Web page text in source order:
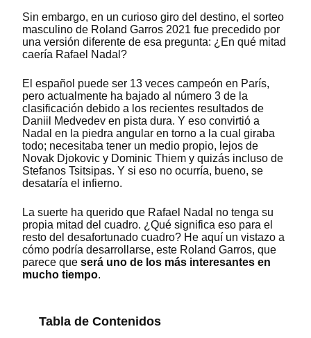
Sin embargo, en un curioso giro del destino, el sorteo
masculino de Roland Garros 2021 fue precedido por
una versión diferente de esa pregunta: ¿En qué mitad
caería Rafael Nadal?
El español puede ser 13 veces campeón en París,
pero actualmente ha bajado al número 3 de la
clasificación debido a los recientes resultados de
Daniil Medvedev en pista dura. Y eso convirtió a
Nadal en la piedra angular en torno a la cual giraba
todo; necesitaba tener un medio propio, lejos de
Novak Djokovic y Dominic Thiem y quizás incluso de
Stefanos Tsitsipas. Y si eso no ocurría, bueno, se
desataría el infierno.
La suerte ha querido que Rafael Nadal no tenga su
propia mitad del cuadro. ¿Qué significa eso para el
resto del desafortunado cuadro? He aquí un vistazo a
cómo podría desarrollarse, este Roland Garros, que
parece que será uno de los más interesantes en
mucho tiempo.
Tabla de Contenidos